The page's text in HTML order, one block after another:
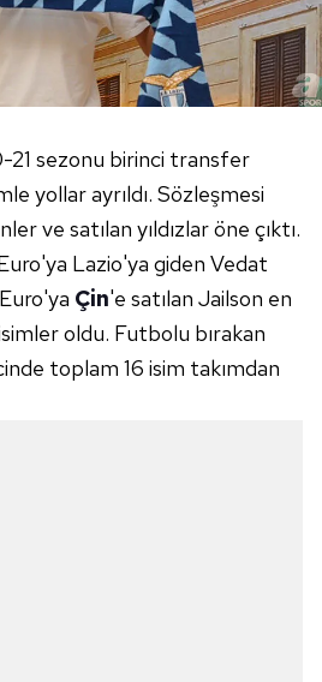
sezonu birinci transfer
yollar ayrıldı. Sözleşmesi
ve satılan yıldızlar öne çıktı.
Lazio'ya giden Vedat
Çin'e satılan Jailson en
oldu. Futbolu bırakan
toplam 16 isim takımdan